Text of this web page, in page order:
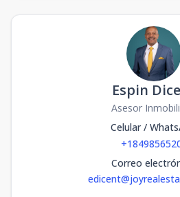
Espin
Asesor
Celular /
Correo